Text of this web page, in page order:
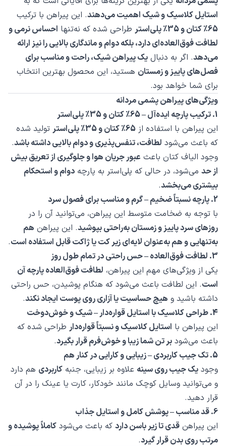
استایل کلاسیک و شیک اهمیت می‌دهند. این پیراهن با ترکیب
65٪ کتان و 35٪ پلی‌استر
طراحی شده که نه‌تنها احساس نرمی و
لطافت فوق‌العاده‌ای دارد، بلکه دوام و ماندگاری بالایی را نیز ارائه
می‌دهد. اگر به دنبال یک پیراهن شیک، راحت و مناسب برای
فصل‌های پاییز و زمستان هستید، این محصول بهترین انتخاب
برای شما خواهد بود.
ویژگی‌های پیراهن پشمی مردانه
1. ترکیب پارچه ایده‌آل – 65٪ کتان و 35٪ پلی‌استر
این پیراهن با استفاده از 65٪ کتان و 35٪ پلی‌استر
تولید شده
که باعث می‌شود لطافت، تنفس‌پذیری و دوام بالایی داشته باشد.
وجود الیاف کتان باعث عبور جریان هوا و جلوگیری از تعریق بیش
از حد می‌شود، در حالی که پلی‌استر به پارچه دوام و استحکام
بیشتری می‌بخشد.
2. پارچه نسبتاً ضخیم – گرم و مناسب برای فصول سرد
با توجه به ضخامت متوسط این پیراهن، می‌توانید آن را در
روزهای سرد پاییز و زمستان به‌راحتی بپوشید. این پیراهن هم
به‌تنهایی و هم به‌عنوان لایه‌ای زیر کت یا ژاکت قابل استفاده است.
3. لطافت فوق‌العاده – حس راحتی در تمام طول روز
یکی از ویژگی‌های مهم این پیراهن، لطافت فوق‌العاده پارچه آن
است. این لطافت باعث می‌شود که هنگام پوشیدن، حس راحتی
داشته باشید و هیچ حساسیت یا آزاری روی پوست ایجاد نکند.
4. طراحی کلاسیک با استایل قواره‌دار – شیک و خوش‌دوخت
این پیراهن با استایل کلاسیک و نسبتاً قواره‌دار طراحی شده که
باعث می‌شود بر تن شما زیبا و خوش‌فرم قرار بگیرد.
5. تک جیب کاربردی – زیبایی و کارایی در کنار هم
وجود یک جیب روی سینه علاوه بر زیبایی، جنبه کاربردی هم دارد
و می‌توانید وسایل کوچک مانند خودکار، کارت یا عینک را در آن
قرار دهید.
6. قد مناسب – پوشش کامل و استایل جذاب
این پیراهن قدی تا زیر باسن دارد که باعث می‌شود کاملاً پوشیده و
مرتب روی بدن قرار گیرد.